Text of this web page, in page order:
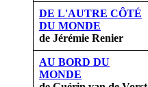
DE L'AUTRE CÔTÉ
DU MONDE
de Jérémie Renier
AU BORD DU
MONDE